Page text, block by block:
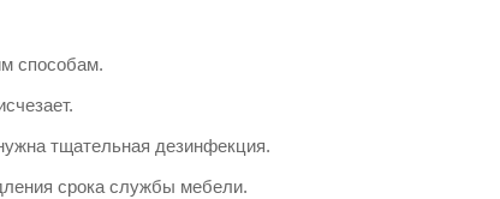
способам.
тщательная дезинфекция.
срока службы мебели.